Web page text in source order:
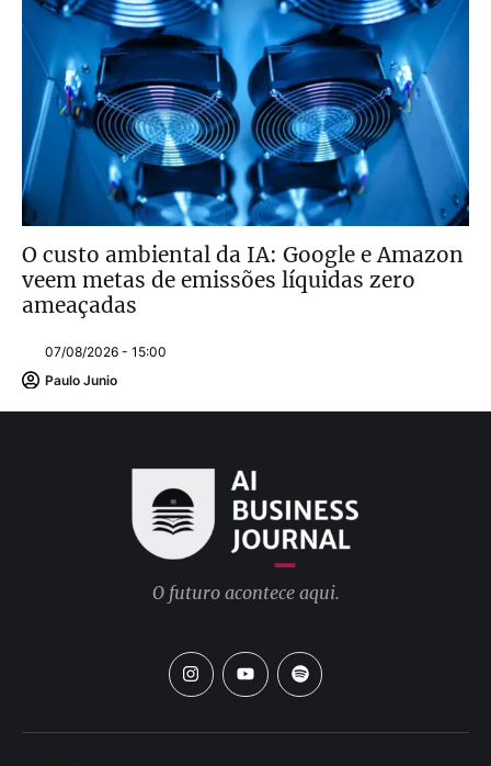
O custo ambiental da IA: Google e Amazon
veem metas de emissões líquidas zero
ameaçadas
07/08/2026 - 15:00
Paulo Junio
O futuro acontece aqui.